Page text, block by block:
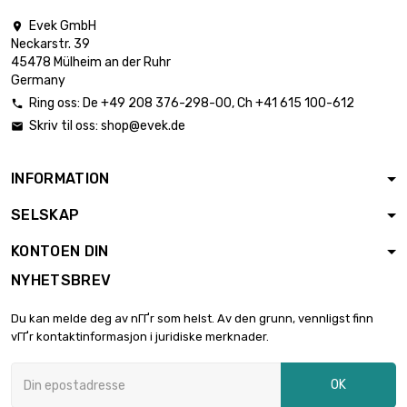
bredde x lengde :
200x200mm
Tykkelse / styrke :
1.2mm
bredde x lengde :
200x200mm
€ 3,196.80 
1.6mm
100x100mm
Tykkelse / styrke :
bredde x lengde :
Tykkelse / styrke :
100x100mm


Evek GmbH
Neckarstr. 39
45478 Mülheim an der Ruhr
Germany
 Ring oss: De +49 208 376-298-00, Ch +41 615 100-612
 Skriv til oss: shop@evek.de
INFORMATION
SELSKAP
KONTOEN DIN
NYHETSBREV
Du kan melde deg av nГҐr som helst. Av den grunn, vennligst finn
vГҐr kontaktinformasjon i juridiske merknader.
OK